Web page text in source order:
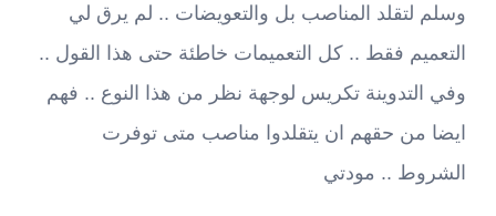
وسلم لتقلد المناصب بل والتعويضات .. لم يرق لي
التعميم فقط .. كل التعميمات خاطئة حتى هذا القول ..
وفي التدوينة تكريس لوجهة نظر من هذا النوع .. فهم
ايضا من حقهم ان يتقلدوا مناصب متى توفرت
الشروط .. مودتي